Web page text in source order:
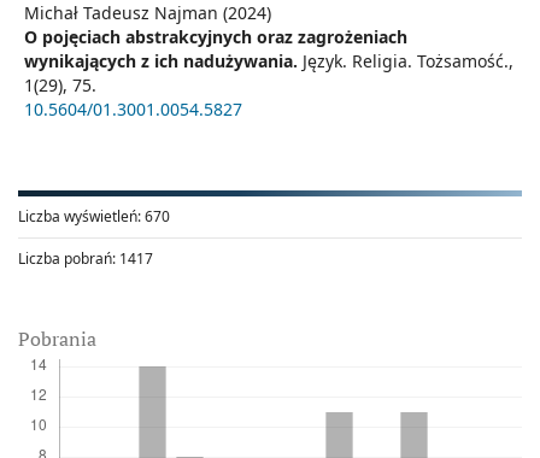
Michał Tadeusz Najman (2024)
O pojęciach abstrakcyjnych oraz zagrożeniach
wynikających z ich nadużywania. Język. Religia. Tożsamość.,
1(29), 75.
10.5604/01.3001.0054.5827
Liczba wyświetleń:670
Liczba pobrań: 1417
Pobrania